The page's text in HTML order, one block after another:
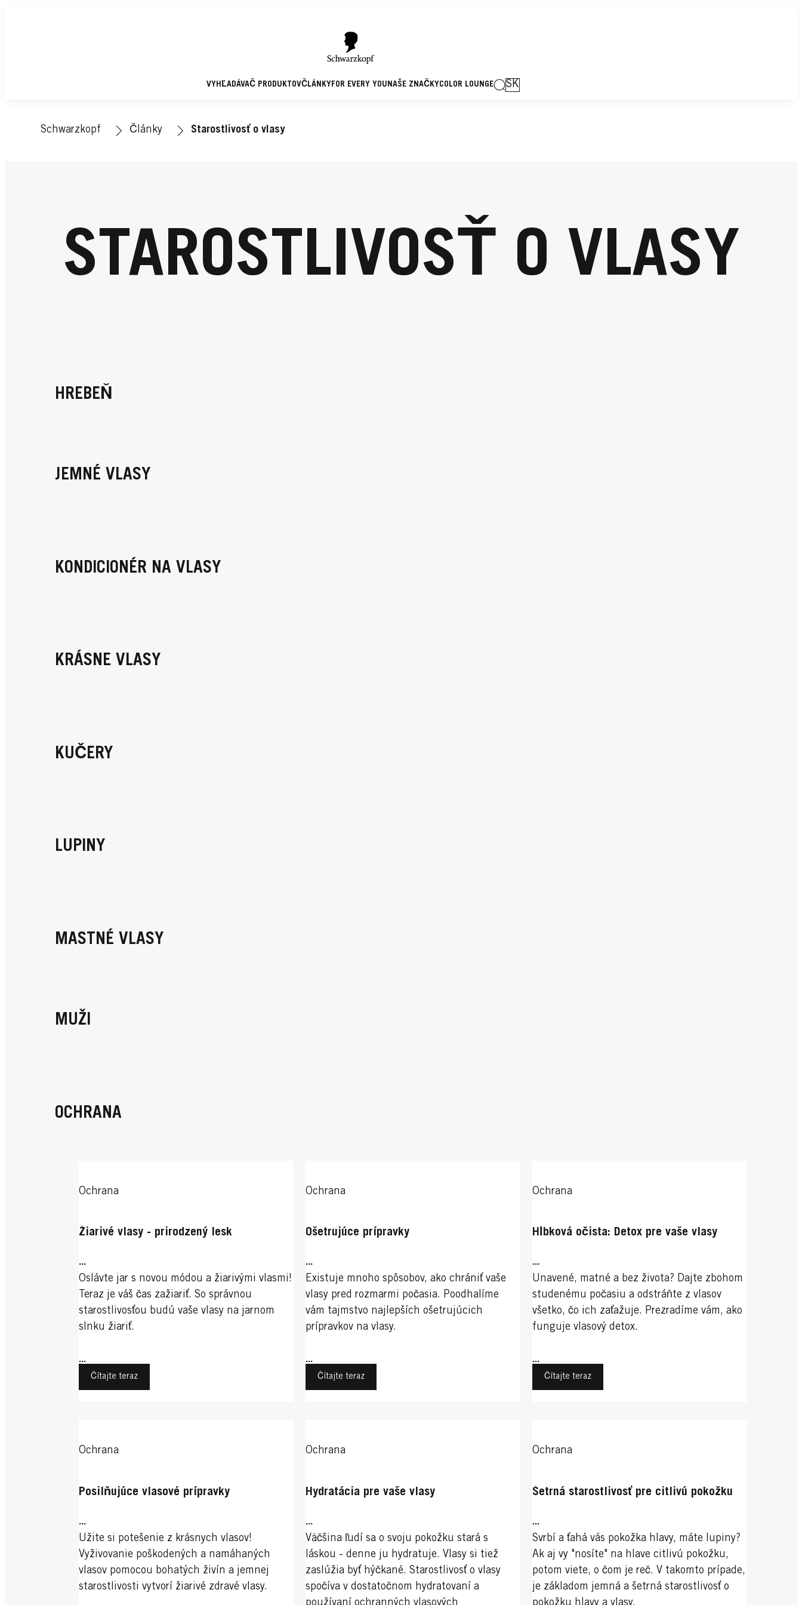
VYHĽADÁVAČ PRODUKTOVČLÁNKYFOR EVERY YOUNAŠE ZNAČKYCOLOR LOUNGE SK
Schwarzkopf Články Starostlivosť o vlasy
STAROSTLIVOSŤ O VLASY
HREBEŇ
JEMNÉ VLASY
KONDICIONÉR NA VLASY
KRÁSNE VLASY
KUČERY
LUPINY
MASTNÉ VLASY
MUŽI
OCHRANA
Ochrana
Žiarivé vlasy - prirodzený lesk
...
Oslávte jar s novou módou a žiarivými vlasmi!
Teraz je váš čas zažiariť. So správnou
starostlivosťou budú vaše vlasy na jarnom
slnku žiariť.
...
Čítajte teraz
Ochrana
Ošetrujúce prípravky
...
Existuje mnoho spôsobov, ako chrániť vaše
vlasy pred rozmarmi počasia. Poodhalíme
vám tajmstvo najlepších ošetrujúcich
prípravkov na vlasy.
...
Čítajte teraz
Ochrana
Hĺbková očista: Detox pre vaše vlasy
...
Unavené, matné a bez života? Dajte zbohom
studenému počasiu a odstráňte z vlasov
všetko, čo ich zaťažuje. Prezradíme vám, ako
funguje vlasový detox.
...
Čítajte teraz
Ochrana
Posilňujúce vlasové prípravky
...
Užite si potešenie z krásnych vlasov!
Vyživovanie poškodených a namáhaných
vlasov pomocou bohatých živín a jemnej
starostlivosti vytvorí žiarivé zdravé vlasy.
Ochrana
Hydratácia pre vaše vlasy
...
Väčšina ľudí sa o svoju pokožku stará s
láskou - denne ju hydratuje. Vlasy si tiež
zaslúžia byť hýčkané. Starostlivosť o vlasy
spočíva v dostatočnom hydratovaní a
Ochrana
Šetrná starostlivosť pre citlivú pokožku
...
Svrbí a ťahá vás pokožka hlavy, máte lupiny?
Ak aj vy "nosíte" na hlave citlivú pokožku,
potom viete, o čom je reč. V takomto prípade,
je základom jemná a šetrná starostlivosť o